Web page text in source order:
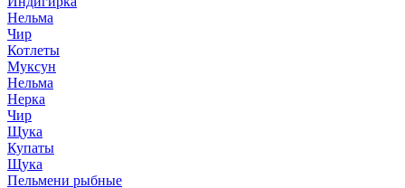
Нельма
Чир
Котлеты
Муксун
Нельма
Нерка
Чир
Щука
Купаты
Щука
Пельмени рыбные